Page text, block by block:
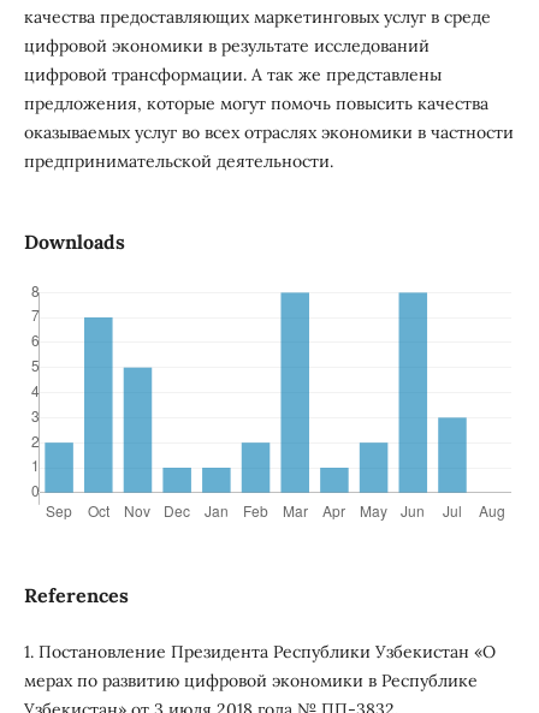
качества предоставляющих маркетинговых услуг в среде
цифровой экономики в результате исследований
цифровой трансформации. А так же представлены
предложения, которые могут помочь повысить качества
оказываемых услуг во всех отраслях экономики в частности
предпринимательской деятельности.
Downloads
References
1. Постановление Президента Республики Узбекистан «О
мерах по развитию цифровой экономики в Республике